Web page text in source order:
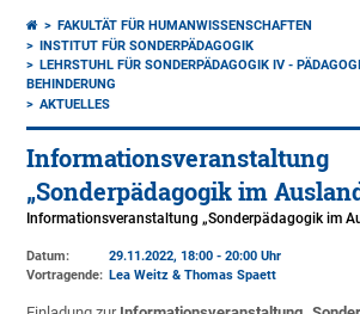
FAKULTÄT FÜR HUMANWISSENSCHAFTEN
INSTITUT FÜR SONDERPÄDAGOGIK
LEHRSTUHL FÜR SONDERPÄDAGOGIK IV -
BEHINDERUNG
AKTUELLES
Informationsveranstaltung
„Sonderpädagogik im
Informationsveranstaltung „Sonderpädagogik im
Datum:
29.11.2022, 18:00 - 20:00 Uhr
Vortragende: Lea Weitz & Thomas Spaett